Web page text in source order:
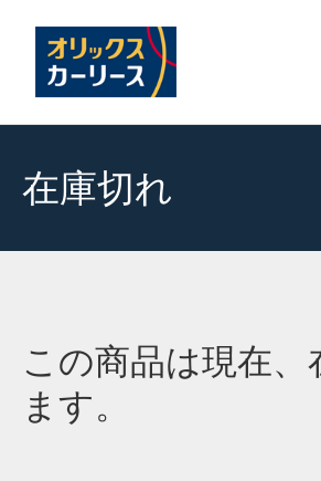
在庫切れ
この商品は現在
ます。